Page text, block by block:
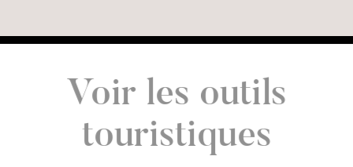
Voir les outils
touristiques